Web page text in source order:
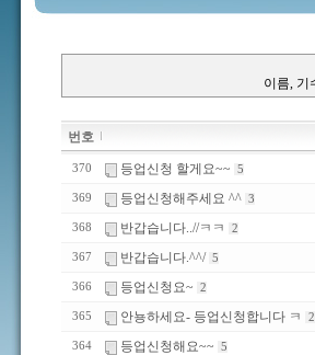
이름, 기
번호
370 등업신청 할게요~~ 5
369 등업신청해주세요 ^^ 3
368 반갑습니다..//ㅋㅋ 2
367 반갑습니다.^^/ 5
366 등업신청요~ 2
365 안뇽하세요- 등업신청합니다 ㅋ 2
364 등업신청해요~~ 5